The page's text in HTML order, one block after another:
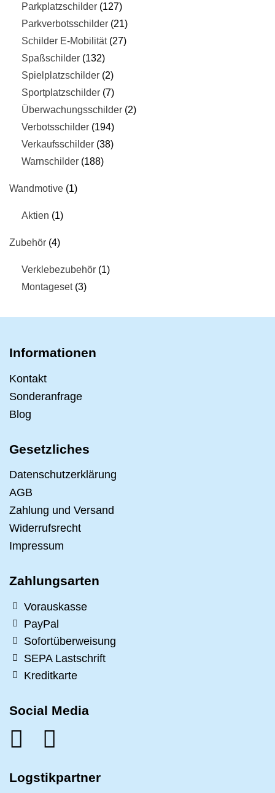
Parkplatzschilder 127
Parkverbotsschilder 21
Schilder E-Mobilität 27
Spaßschilder 132
Spielplatzschilder 2
Sportplatzschilder 7
Überwachungsschilder 2
Verbotsschilder 194
Verkaufsschilder 38
Warnschilder 188
Wandmotive 1
Aktien 1
Zubehör 4
Verklebezubehör 1
Montageset 3
Informationen
Kontakt
Sonderanfrage
Blog
Gesetzliches
Datenschutzerklärung
AGB
Zahlung und Versand
Widerrufsrecht
Impressum
Zahlungsarten
Vorauskasse
PayPal
Sofortüberweisung
SEPA Lastschrift
Kreditkarte
Social Media
Logstikpartner